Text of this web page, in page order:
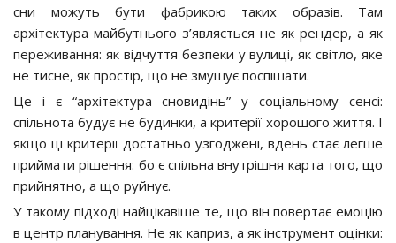
сни можуть бути фабрикою таких образів. Там
архітектура майбутнього з’являється не як рендер, а як
переживання: як відчуття безпеки у вулиці, як світло, яке
не тисне, як простір, що не змушує поспішати.
Це і є “архітектура сновидінь” у соціальному сенсі:
спільнота будує не будинки, а критерії хорошого життя. І
якщо ці критерії достатньо узгоджені, вдень стає легше
приймати рішення: бо є спільна внутрішня карта того, що
прийнятно, а що руйнує.
У такому підході найцікавіше те, що він повертає емоцію
в центр планування. Не як каприз, а як інструмент оцінки: